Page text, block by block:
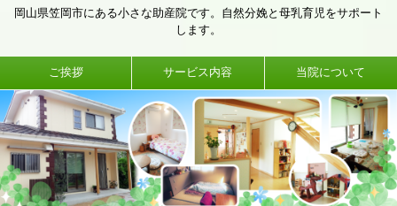
岡山県笠岡市にある小さな助産院です。自然分娩と母乳育児をサポート
します。
ご挨拶 サービス内容 当院について